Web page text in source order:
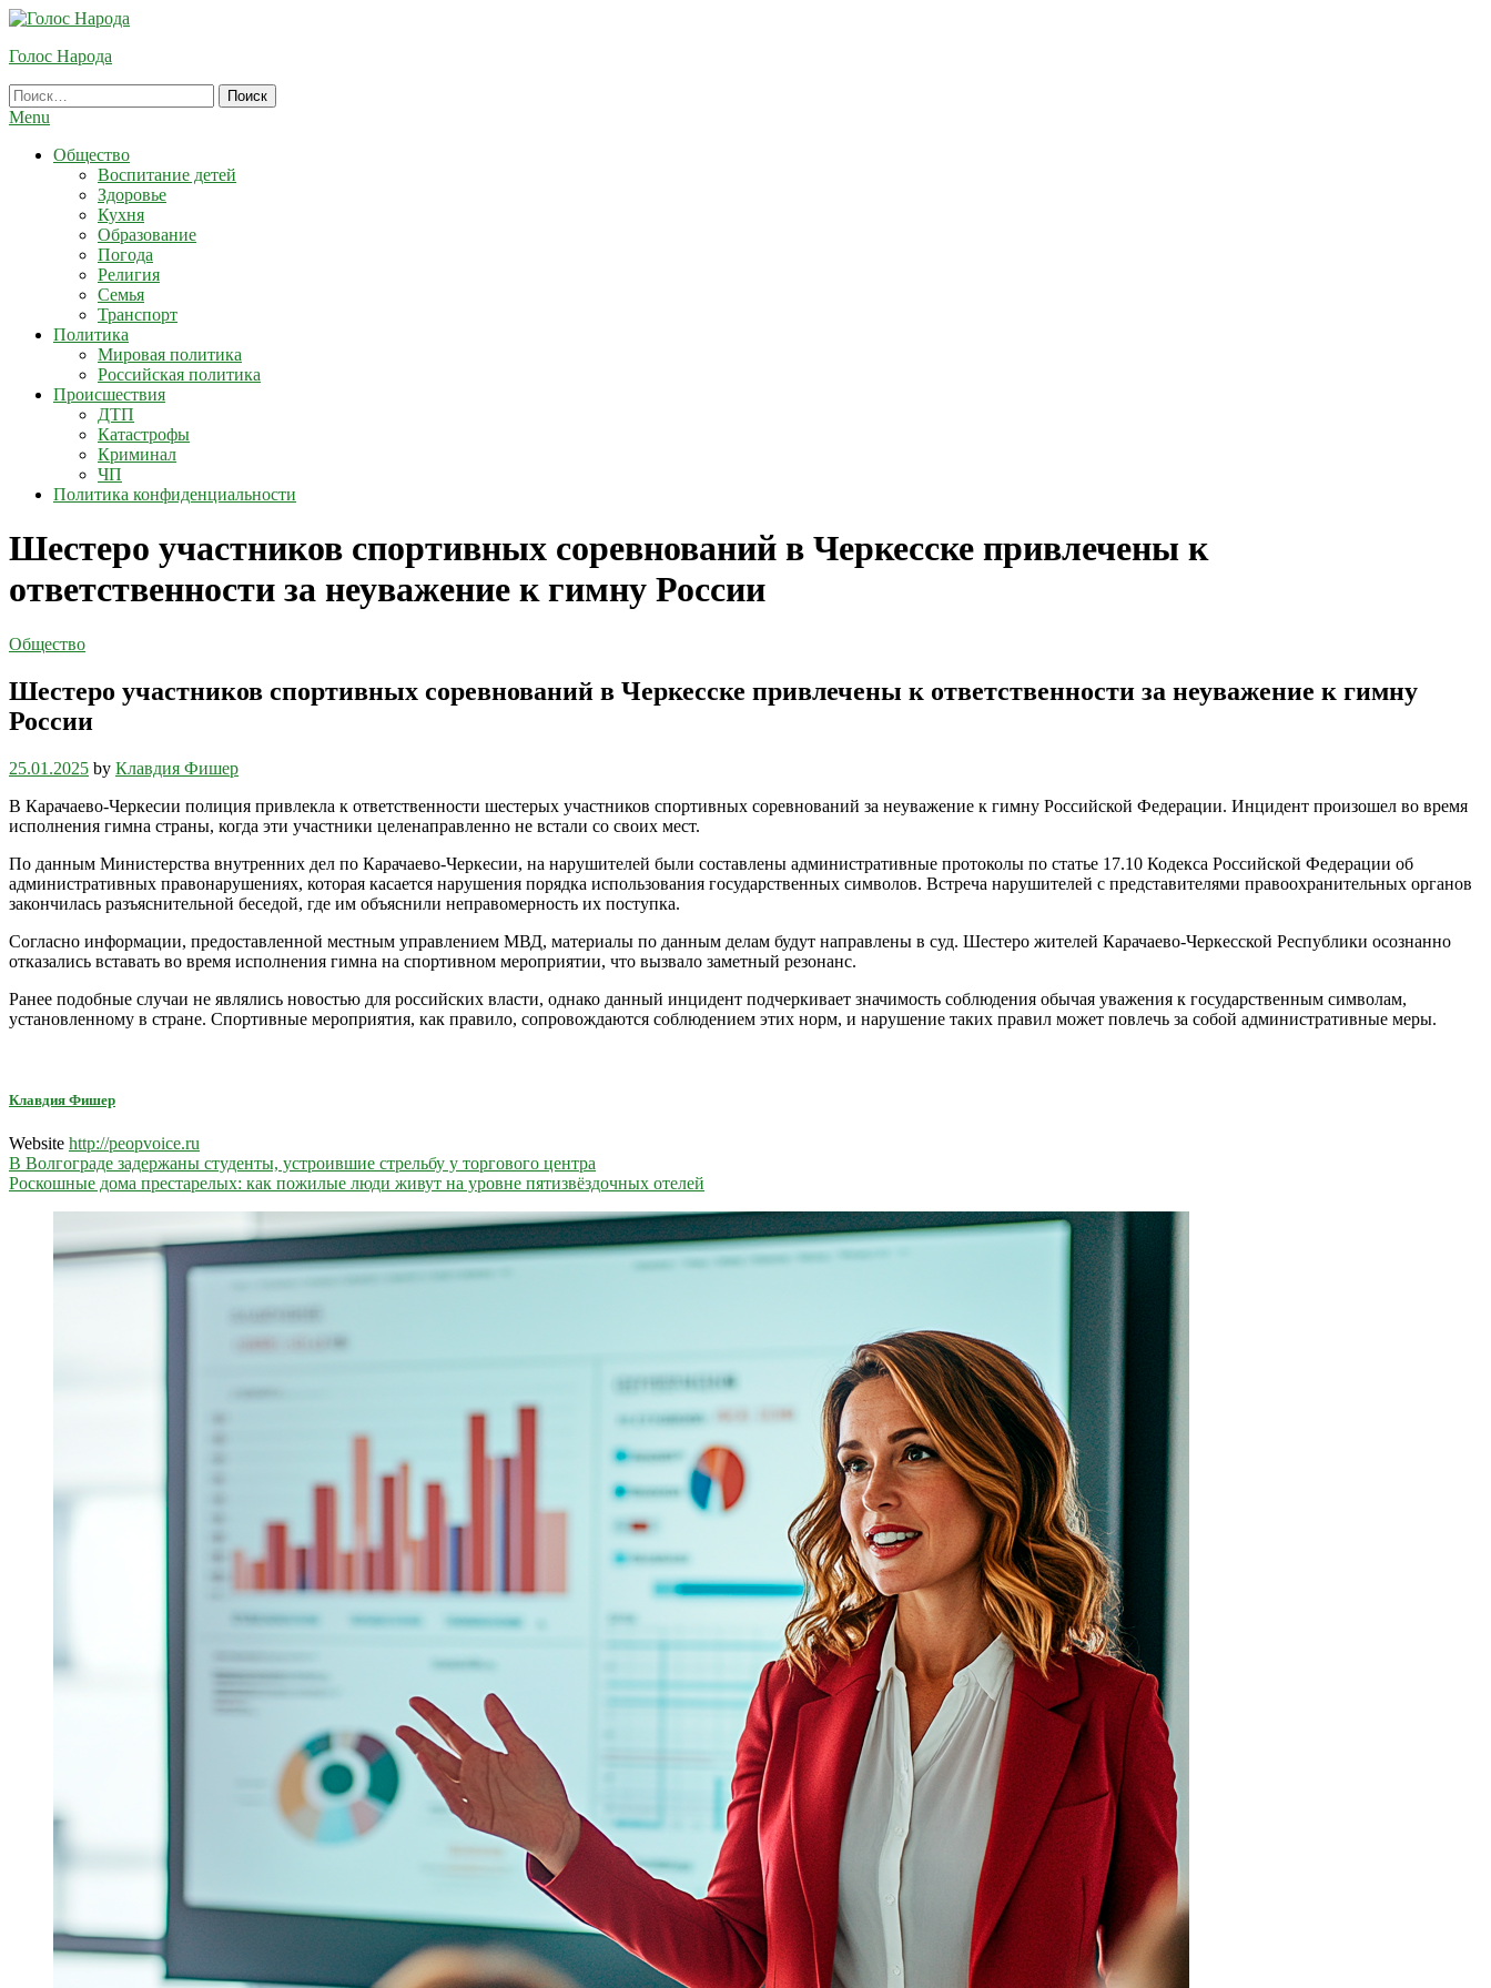
Skip
Content
Голос Народа
Найти:
Menu
Общество
Воспитание детей
Здоровье
Кухня
Образование
Погода
Религия
Семья
Транспорт
Политика
Мировая политика
Российская политика
Происшествия
ДТП
Катастрофы
Криминал
ЧП
Политика конфиденциальности
Шестеро участников спортивных соревнований в Черкесске привлечены к
ответственности за неуважение к гимну России
Общество
Шестеро участников спортивных соревнований в Черкесске привлечены к ответственности за неуважение к гимну
России
25.01.2025 by Клавдия Фишер
В Карачаево-Черкесии полиция привлекла к ответственности шестерых участников спортивных соревнований за неуважение к гимну Российской Федерации. Инцидент произошел во время
исполнения гимна страны, когда эти участники целенаправленно не встали со своих мест.
По данным Министерства внутренних дел по Карачаево-Черкесии, на нарушителей были составлены административные протоколы по статье 17.10 Кодекса Российской Федерации об
административных правонарушениях, которая касается нарушения порядка использования государственных символов. Встреча нарушителей с представителями правоохранительных органов
закончилась разъяснительной беседой, где им объяснили неправомерность их поступка.
Согласно информации, предоставленной местным управлением МВД, материалы по данным делам будут направлены в суд. Шестеро жителей Карачаево-Черкесской Республики осознанно
отказались вставать во время исполнения гимна на спортивном мероприятии, что вызвало заметный резонанс.
Ранее подобные случаи не являлись новостью для российских власти, однако данный инцидент подчеркивает значимость соблюдения обычая уважения к государственным символам,
установленному в стране. Спортивные мероприятия, как правило, сопровождаются соблюдением этих норм, и нарушение таких правил может повлечь за собой административные меры.
Клавдия Фишер
Website http://peopvoice.ru
Навигация
по
В Волгограде задержаны студенты, устроившие стрельбу у торгового центра
Роскошные дома престарелых: как пожилые люди живут на уровне пятизвёздочных отелей